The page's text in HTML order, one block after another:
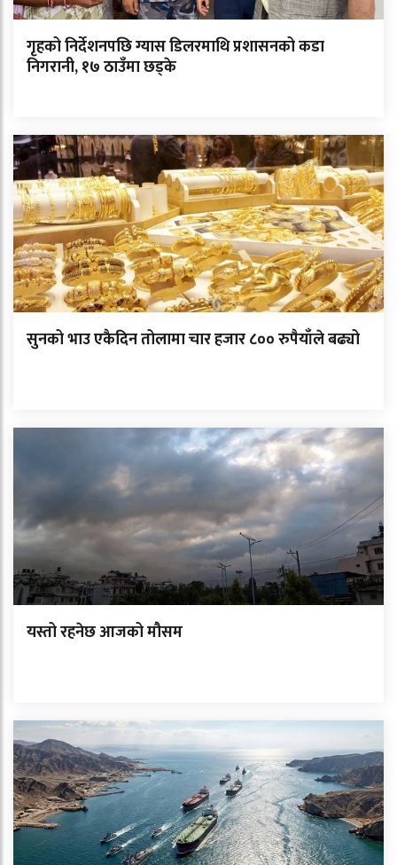
गृहको निर्देशनपछि ग्यास डिलरमाथि प्रशासनको कडा
निगरानी, १७ ठाउँमा छड्के
सुनको भाउ एकैदिन तोलामा चार हजार ८०० रुपैयाँले बढ्यो
यस्तो रहनेछ आजको मौसम